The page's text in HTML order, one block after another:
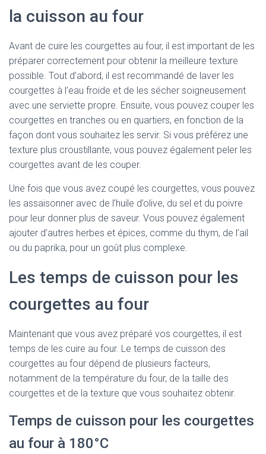
la cuisson au four
Avant de cuire les courgettes au four, il est important de les
préparer correctement pour obtenir la meilleure texture
possible. Tout d’abord, il est recommandé de laver les
courgettes à l’eau froide et de les sécher soigneusement
avec une serviette propre. Ensuite, vous pouvez couper les
courgettes en tranches ou en quartiers, en fonction de la
façon dont vous souhaitez les servir. Si vous préférez une
texture plus croustillante, vous pouvez également peler les
courgettes avant de les couper.
Une fois que vous avez coupé les courgettes, vous pouvez
les assaisonner avec de l’huile d’olive, du sel et du poivre
pour leur donner plus de saveur. Vous pouvez également
ajouter d’autres herbes et épices, comme du thym, de l’ail
ou du paprika, pour un goût plus complexe.
Les temps de cuisson pour les
courgettes au four
Maintenant que vous avez préparé vos courgettes, il est
temps de les cuire au four. Le temps de cuisson des
courgettes au four dépend de plusieurs facteurs,
notamment de la température du four, de la taille des
courgettes et de la texture que vous souhaitez obtenir.
Temps de cuisson pour les courgettes
au four à 180°C